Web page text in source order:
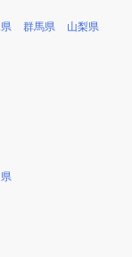
群馬県 山梨県